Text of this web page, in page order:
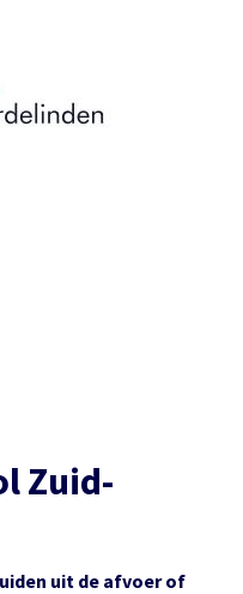
Zuid-
uit de afvoer of